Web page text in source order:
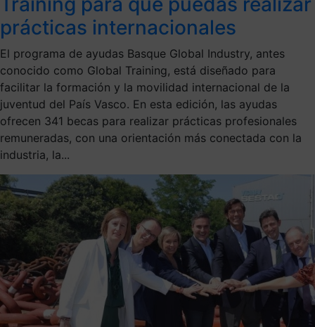
prácticas internacionales
El programa de ayudas Basque Global Industry, antes
conocido como Global Training, está diseñado para
facilitar la formación y la movilidad internacional de la
juventud del País Vasco. En esta edición, las ayudas
ofrecen 341 becas para realizar prácticas profesionales
remuneradas, con una orientación más conectada con la
industria, la...